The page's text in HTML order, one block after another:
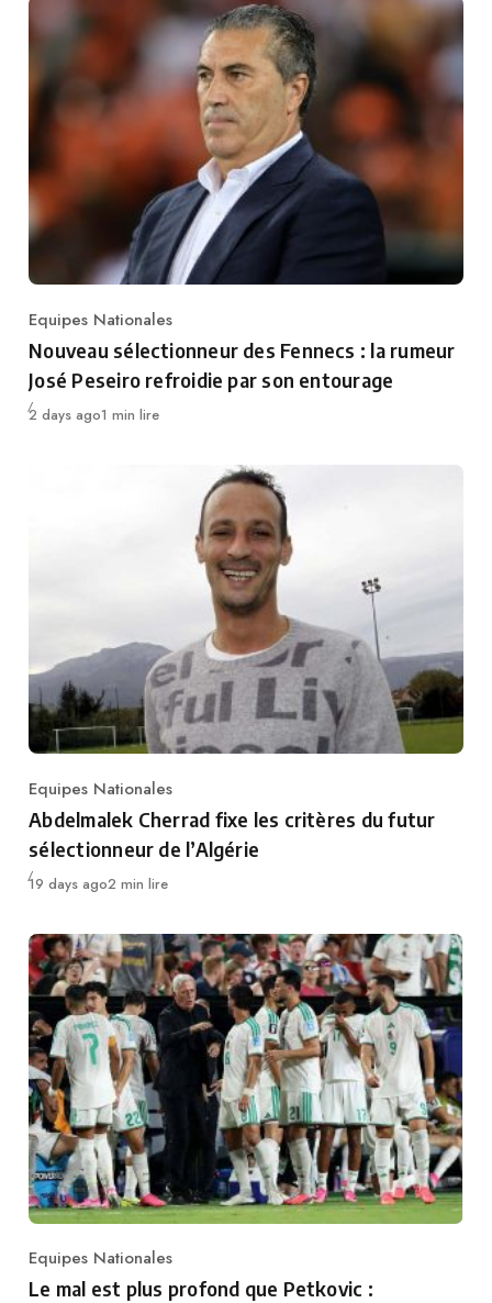
Category
Equipes Nationales
Nouveau sélectionneur des Fennecs : la rumeur
José Peseiro refroidie par son entourage
Publié
2 days ago1 min lire
Category
Equipes Nationales
Abdelmalek Cherrad fixe les critères du futur
sélectionneur de l’Algérie
Publié
19 days ago2 min lire
Category
Equipes Nationales
Le mal est plus profond que Petkovic :